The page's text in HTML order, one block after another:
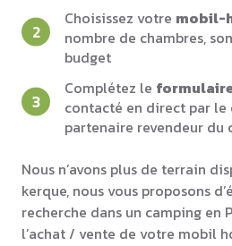
Choisissez votre mobil-
nombre de chambres,
budget
Complétez le
contacté en direct par le
partenaire revendeur du
Nous n’avons plus de terrain
kerque, nous vous proposons
recherche dans un camping en
l’achat / vente de votre mobil